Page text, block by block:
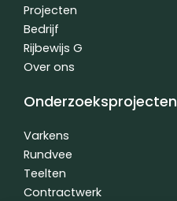
Projecten
Bedrijf
Rijbewijs G
Over ons
Onderzoeksprojecten
Varkens
Rundvee
Teelten
Contractwerk